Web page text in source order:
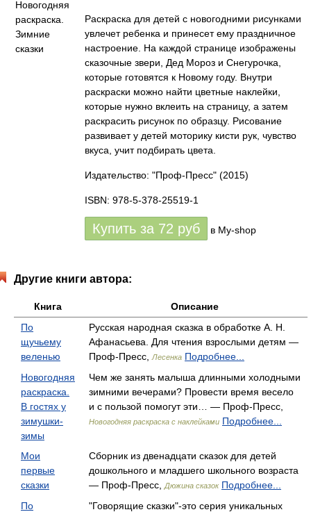
Раскраска для детей с новогодними рисунками
увлечет ребенка и принесет ему праздничное
настроение. На каждой странице изображены
сказочные звери, Дед Мороз и Снегурочка,
которые готовятся к Новому году. Внутри
раскраски можно найти цветные наклейки,
которые нужно вклеить на страницу, а затем
раскрасить рисунок по образцу. Рисование
развивает у детей моторику кисти рук, чувство
вкуса, учит подбирать цвета.
Издательство: "Проф-Пресс" (2015)
ISBN: 978-5-378-25519-1
Купить за 72 руб в My-shop
Другие книги автора:
Книга
Описание
По
щучьему
веленью
Русская народная сказка в обработке А. Н.
Афанасьева. Для чтения взрослыми детям —
Проф-Пресс,
Лесенка Подробнее...
Новогодняя
раскраска.
В гостях у
зимушки-
зимы
Чем же занять малыша длинными холодными
зимними вечерами? Провести время весело
и с пользой помогут эти… — Проф-Пресс,
Новогодняя раскраска с наклейками Подробнее...
Мои
первые
сказки
Сборник из двенадцати сказок для детей
дошкольного и младшего школьного возраста
— Проф-Пресс,
Дюжина сказок Подробнее...
По
"Говорящие сказки"-это серия уникальных